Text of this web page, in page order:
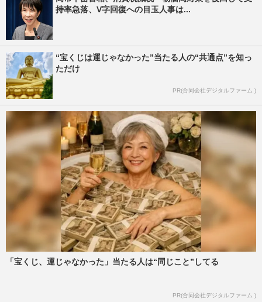
持率急落、V字回復への目玉人事は...
“宝くじは運じゃなかった”当たる人の“共通点”を知っ
ただけ
PR(合同会社デジタルファーム )
「宝くじ、運じゃなかった」当たる人は“同じこと”してる
PR(合同会社デジタルファーム )